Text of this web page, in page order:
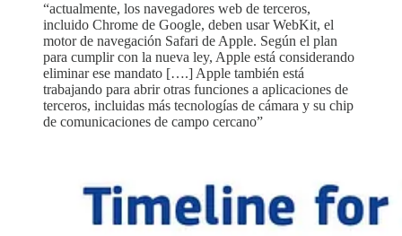
“actualmente, los navegadores web de terceros,
incluido Chrome de Google, deben usar WebKit, el
motor de navegación Safari de Apple. Según el plan
para cumplir con la nueva ley, Apple está considerando
eliminar ese mandato [….] Apple también está
trabajando para abrir otras funciones a aplicaciones de
terceros, incluidas más tecnologías de cámara y su chip
de comunicaciones de campo cercano”